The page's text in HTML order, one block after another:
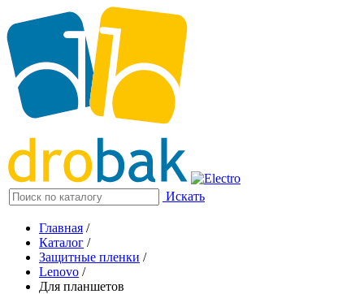
Искать
Главная /
Каталог /
Защитные пленки /
Lenovo /
Для планшетов